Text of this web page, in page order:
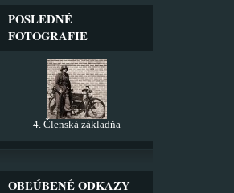
POSLEDNÉ
FOTOGRAFIE
4. Členská základňa
OBĽÚBENÉ ODKAZY